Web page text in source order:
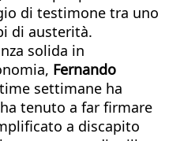
di testimone tra uno
di austerità.
solida in
Fernando
settimane ha
tenuto a far firmare
a discapito